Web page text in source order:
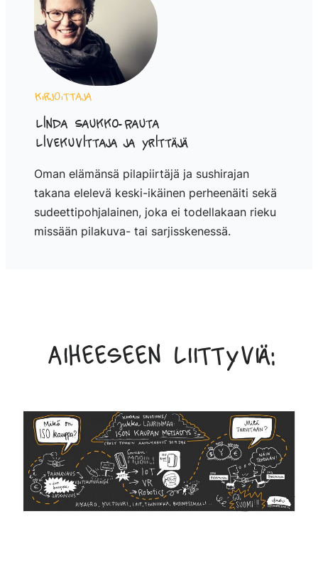
Kirjoittaja
Linda Saukko-Rauta
Livekuvittaja ja yrittäjä
Oman elämänsä pilapiirtäjä ja sushirajan
takana elelevä keski-ikäinen perheenäiti sekä
sudeettipohjalainen, joka ei todellakaan rieku
missään pilakuva- tai sarjisskenessä.
Aiheeseen liittyviä: